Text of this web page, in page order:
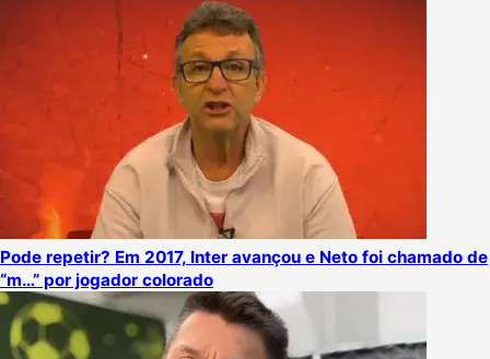
Pode repetir? Em 2017, Inter avançou e Neto foi chamado de
“m…” por jogador colorado